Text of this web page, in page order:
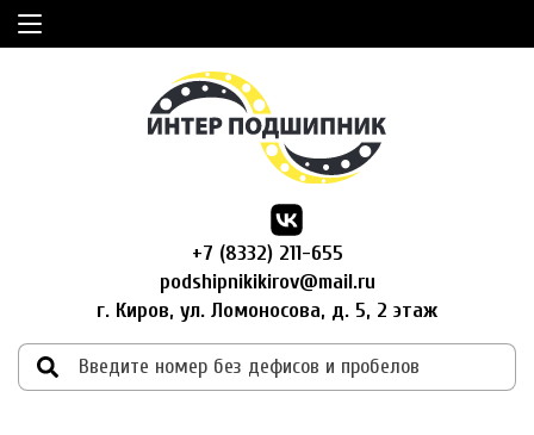
+7 (8332) 211-655
podshipnikikirov@mail.ru
г. Киров, ул. Ломоносова, д. 5, 2 этаж